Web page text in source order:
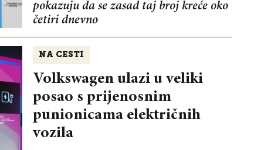
pokazuju da se zasad taj broj kreće oko
četiri dnevno
NA CESTI
Volkswagen ulazi u veliki
posao s prijenosnim
punionicama električnih
vozila